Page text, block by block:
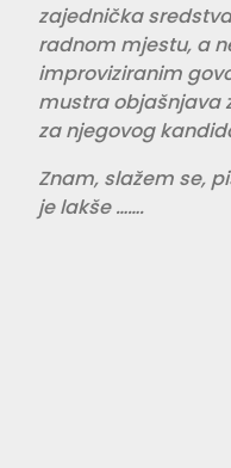
zajednička
radnom mjestu, a
improviziranim
mustra objašnjava
za njegovog
Znam, slažem se,
je lakše …….